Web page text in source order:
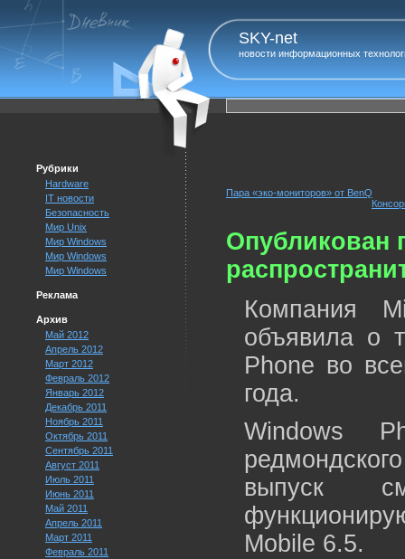
SKY-net
новости информационных
Рубрики
Hardware
IT новости
Безопасность
Мир Unix
Мир Windows
Мир Windows
Мир Windows
Реклама
Архив
Май 2012
Апрель 2012
Март 2012
Февраль 2012
Январь 2012
Декабрь 2011
Ноябрь 2011
Октябрь 2011
Сентябрь 2011
Август 2011
Июль 2011
Июнь 2011
Май 2011
Апрель 2011
Март 2011
Февраль 2011
Пара «эко-мониторов» от BenQ
Опубликован
Компания
объявила о
Phone во
года.
Windows
выпуск
Mobile 6.5.